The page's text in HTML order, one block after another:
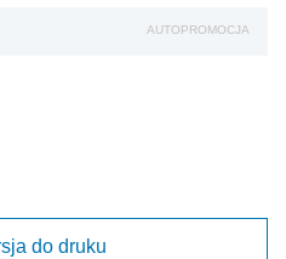
AUTOPROMOCJA
do druku